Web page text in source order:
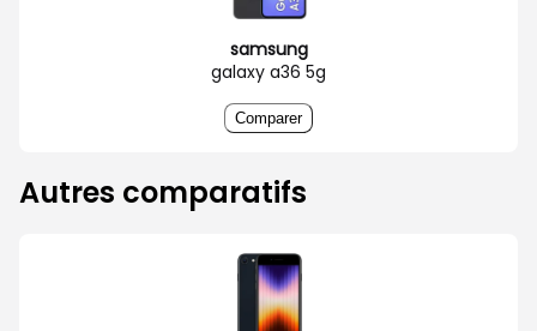
samsung
galaxy a36 5g
Comparer
Autres comparatifs